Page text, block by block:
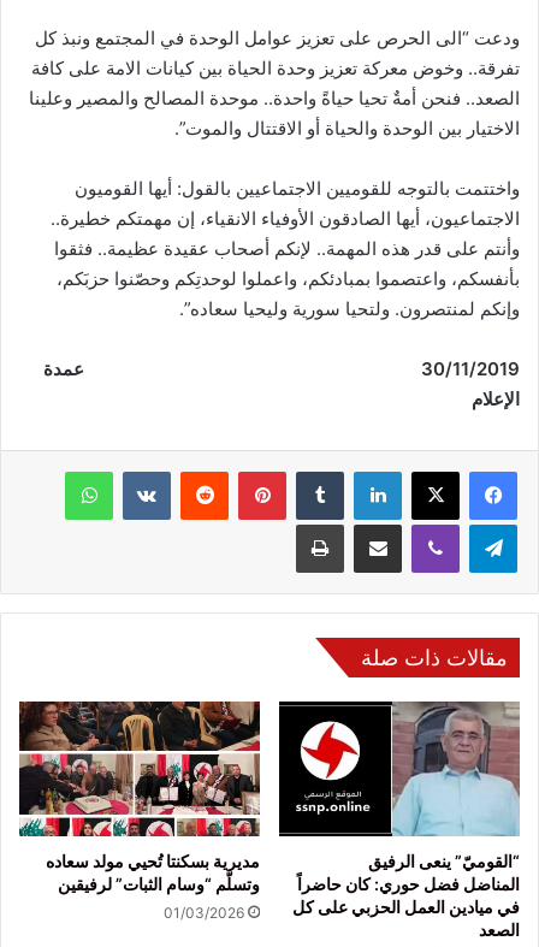
ودعت “الى الحرص على تعزيز عوامل الوحدة في المجتمع ونبذ كل
تفرقة.. وخوض معركة تعزيز وحدة الحياة بين كيانات الامة على كافة
الصعد.. فنحن أمةٌ تحيا حياةً واحدة.. موحدة المصالح والمصير وعلينا
الاختيار بين الوحدة والحياة أو الاقتتال والموت”.
واختتمت بالتوجه للقوميين الاجتماعيين بالقول: أيها القوميون
الاجتماعيون، أيها الصادقون الأوفياء الانقياء، إن مهمتكم خطيرة..
وأنتم على قدر هذه المهمة.. لإنكم أصحاب عقيدة عظيمة.. فثقوا
بأنفسكم، واعتصموا بمبادئكم، واعملوا لوحدتِكم وحصّنوا حزبَكم،
وإنكم لمنتصرون. ولتحيا سورية وليحيا سعاده”.
30/11/2019
عمدة
الإعلام
فيسبوك لينكدإن بينتيريست
مقالات ذات صلة
“القوميّ” ينعى الرفيق
المناضل فضل حوري: كان حاضراً
في ميادين العمل الحزبي على كل
الصعد
مديرية بسكنتا تُحيي مولد سعاده
وتسلّم “وسام الثبات” لرفيقين
01/03/2026